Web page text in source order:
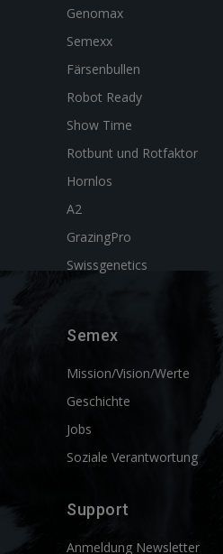
Genomax
Semexx
Färsenbullen
Robot Ready
Show Time
Rotbunt und Rotfaktor
Hornlos
A2
GrazingPro
Swissgenetics
Semex
Mission/Vision/Werte
Geschichte
Jobs
Soziale Verantwortung
Support
Anmeldung Newsletter